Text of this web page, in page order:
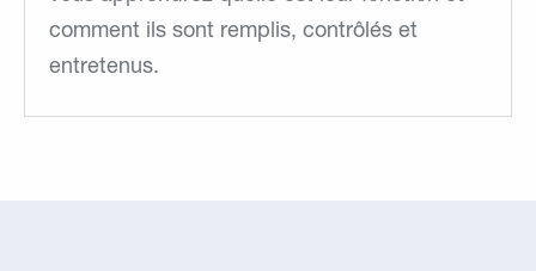
comment ils sont remplis, contrôlés et
entretenus.